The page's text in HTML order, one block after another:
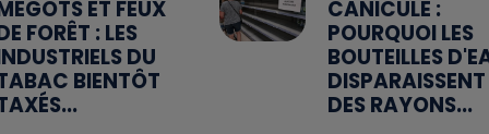
ET FEUX
FORÊT : LES
DU
BIENTÔT
CANICULE :
POURQUOI LES
BOUTEILLES
DISPARAISSENT
DES RAYONS...